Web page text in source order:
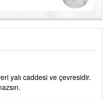
yalı caddesi ve çevresidir.